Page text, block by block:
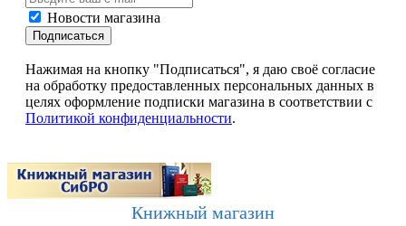
Новости магазина
Подписаться
Нажимая на кнопку "Подписаться", я даю своё согласие
на обработку предоставленных персональных данных в
целях оформление подписки магазина в соответствии с
Политикой конфиденциальности.
Книжный магазин